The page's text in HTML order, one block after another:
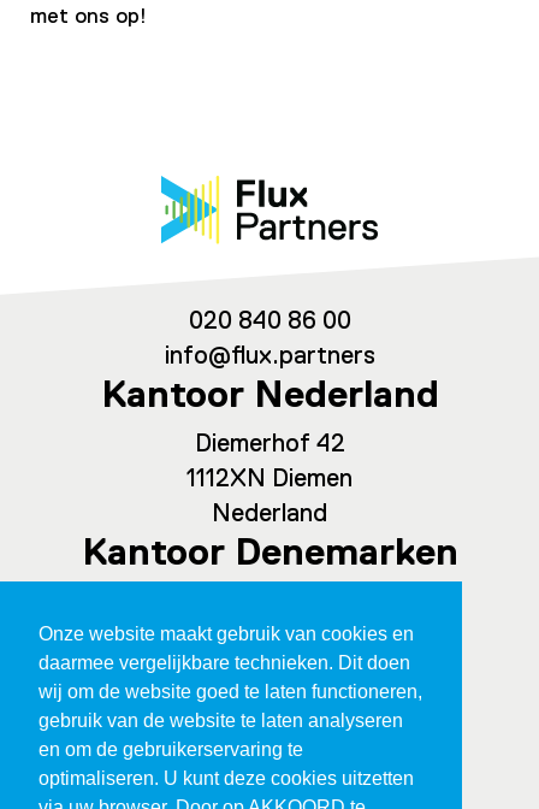
Onze website maakt gebruik van cookies en
daarmee vergelijkbare technieken. Dit doen
wij om de website goed te laten functioneren,
gebruik van de website te laten analyseren
en om de gebruikerservaring te
optimaliseren. U kunt deze cookies uitzetten
met ons op!
020 840 86 00
info@flux.partners
Kantoor Nederland
Diemerhof 42
1112XN Diemen
Nederland
Kantoor Denemarken
209
1760 Kopenhagen
Denemarken